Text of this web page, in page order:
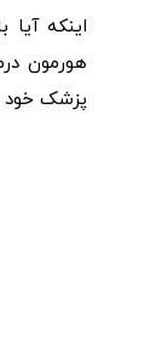
هورمون
پزشک خود